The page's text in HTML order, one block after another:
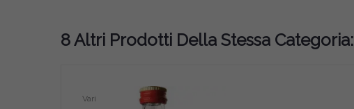
8 Altri Prodotti Della Stessa Categoria:
Vari